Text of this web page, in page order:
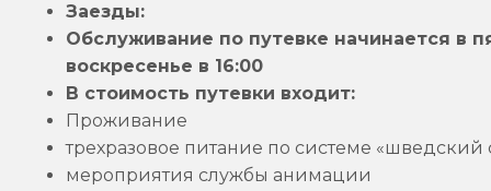
Заезды:
Обслуживание по путевке начинается в
воскресенье в 16:00
В стоимость путевки входит:
Проживание
трехразовое питание по системе «шведский
мероприятия службы анимации